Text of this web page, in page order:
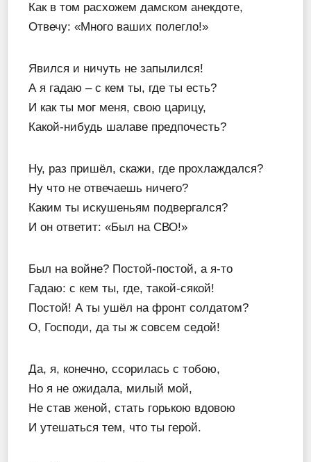
Как в том расхожем дамском анекдоте,
Отвечу: «Много ваших полегло!»
Явился и ничуть не запылился!
А я гадаю – с кем ты, где ты есть?
И как ты мог меня, свою царицу,
Какой-нибудь шалаве предпочесть?
Ну, раз пришёл, скажи, где прохлаждался?
Ну что не отвечаешь ничего?
Каким ты искушеньям подвергался?
И он ответит: «Был на СВО!»
Был на войне? Постой-постой, а я-то
Гадаю: с кем ты, где, такой-сякой!
Постой! А ты ушёл на фронт солдатом?
О, Господи, да ты ж совсем седой!
Да, я, конечно, ссорилась с тобою,
Но я не ожидала, милый мой,
Не став женой, стать горькою вдовою
И утешаться тем, что ты герой.